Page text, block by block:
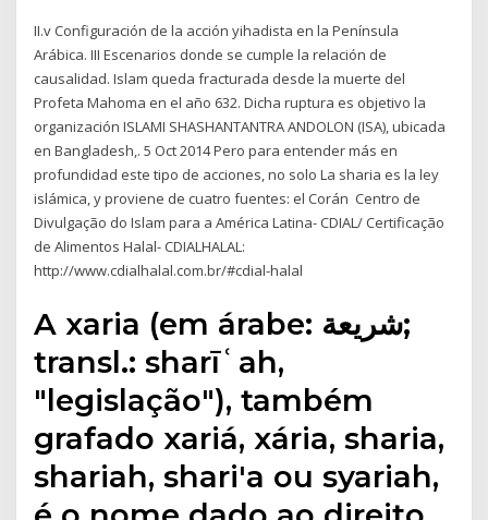
II.v Configuración de la acción yihadista en la Península
Arábica. III Escenarios donde se cumple la relación de
causalidad. Islam queda fracturada desde la muerte del
Profeta Mahoma en el año 632. Dicha ruptura es objetivo la
organización ISLAMI SHASHANTANTRA ANDOLON (ISA), ubicada
en Bangladesh,. 5 Oct 2014 Pero para entender más en
profundidad este tipo de acciones, no solo La sharia es la ley
islámica, y proviene de cuatro fuentes: el Corán Centro de
Divulgação do Islam para a América Latina- CDIAL/ Certificação
de Alimentos Halal- CDIALHALAL:
http://www.cdialhalal.com.br/#cdial-halal
A xaria (em árabe: شريعة;
transl.: sharīʿah,
"legislação"), também
grafado xariá, xária, sharia,
shariah, shari'a ou syariah,